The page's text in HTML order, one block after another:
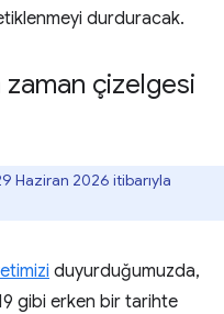
durduracak.
zaman çizelgesi
Haziran 2026 itibarıyla
duyurduğumuzda,
gibi erken bir tarihte